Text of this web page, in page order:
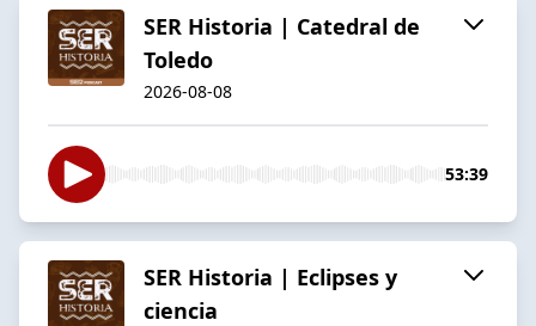
SER Historia | Catedral de
Toledo
2026-08-08
53:39
SER Historia | Eclipses y
ciencia